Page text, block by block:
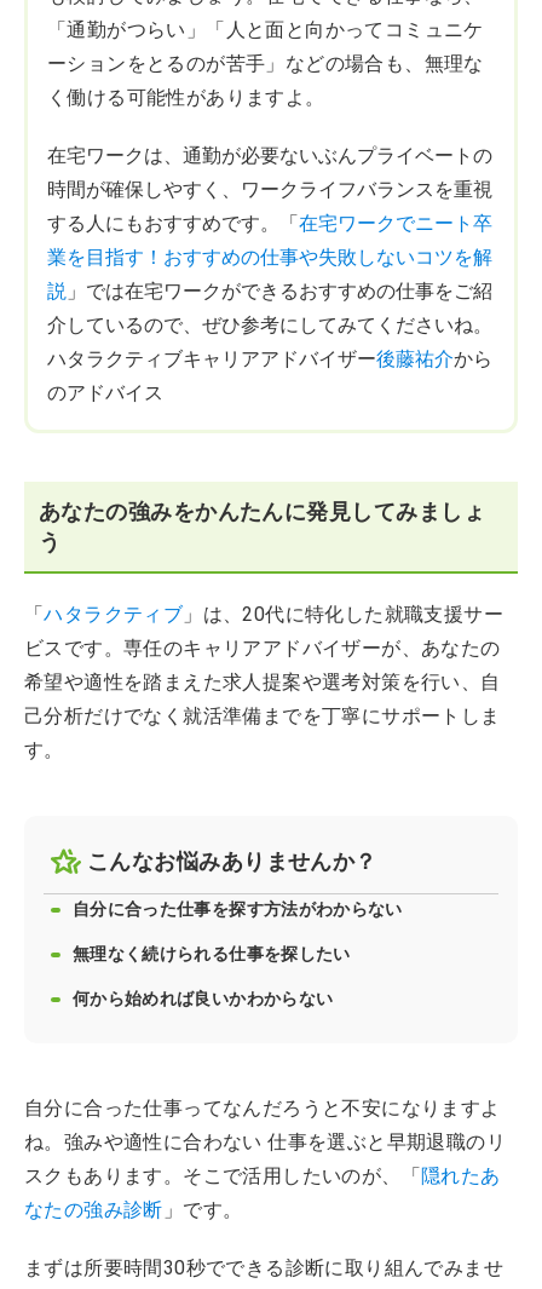
「通勤がつらい」「人と面と向かってコミュニケ
ーションをとるのが苦手」などの場合も、無理な
く働ける可能性がありますよ。
在宅ワークは、通勤が必要ないぶんプライベートの
時間が確保しやすく、ワークライフバランスを重視
する人にもおすすめです。「在宅ワークでニート卒
業を目指す！おすすめの仕事や失敗しないコツを解
説 」では在宅ワークができるおすすめの仕事をご紹
介しているので、ぜひ参考にしてみてくださいね。
ハタラクティブキャリアアドバイザー後藤祐介から
のアドバイス
あなたの強みをかんたんに発見してみましょ
う
「ハタラクティブ 」は、20代に特化した就職支援サー
ビスです。専任のキャリアアドバイザーが、あなたの
希望や適性を踏まえた求人提案や選考対策を行い、自
己分析だけでなく就活準備までを丁寧にサポートしま
す。
こんなお悩みありませんか？
自分に合った仕事を探す方法がわからない
無理なく続けられる仕事を探したい
何から始めれば良いかわからない
自分に合った仕事ってなんだろうと不安になりますよ
ね。強みや適性に合わない 仕事を選ぶと早期退職のリ
スクもあります。そこで活用したいのが、「隠れたあ
なたの強み診断 」です。
まずは所要時間30秒でできる診断に取り組んでみませ